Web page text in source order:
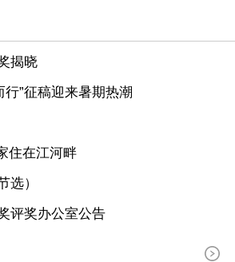
揭晓
行”征稿迎来暑期热潮
住在江河畔
选）
评奖办公室公告